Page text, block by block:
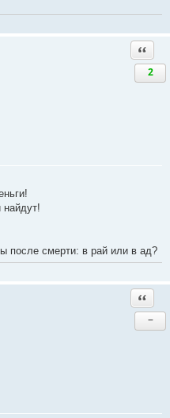
2
после смерти: в рай или в ад?
−